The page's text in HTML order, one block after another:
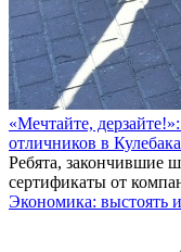
«Мечтайте,
отличников в
Ребята, закончившие
сертификаты от
Экономика: выстоять